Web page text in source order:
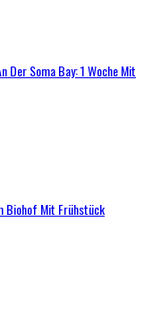
Der Soma Bay: 1 Woche Mit
Biohof Mit Frühstück